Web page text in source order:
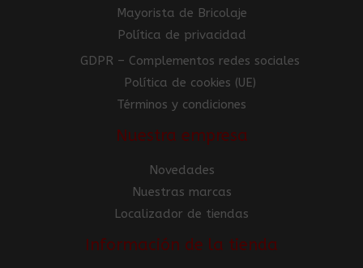
Mayorista de Bricolaje
Política de privacidad
GDPR – Complementos redes sociales
Política de cookies (UE)
Términos y condiciones
Nuestra empresa
Novedades
Nuestras marcas
Localizador de tiendas
Información de la tienda